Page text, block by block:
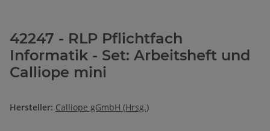
42247 - RLP Pflichtfach
Informatik - Set: Arbeitsheft und
Calliope mini
Hersteller: Calliope gGmbH (Hrsg.)